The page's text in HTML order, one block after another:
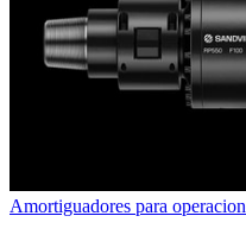
Amortiguadores para